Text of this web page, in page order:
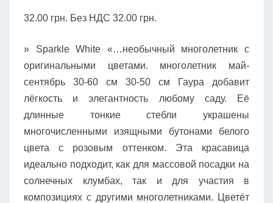
32.00 грн. Без НДС 32.00 грн.
» Sparkle White «…необычный многолетник с
оригинальными цветами. многолетник май-
сентябрь 30-60 см 30-50 см Гаура добавит
лёгкость и элегантность любому саду. Её
длинные тонкие стебли украшены
многочисленными изящными бутонами белого
цвета с розовым оттенком. Эта красавица
идеально подходит, как для массовой посадки на
солнечных клумбах, так и для участия в
композициях с другими многолетниками. Цветёт